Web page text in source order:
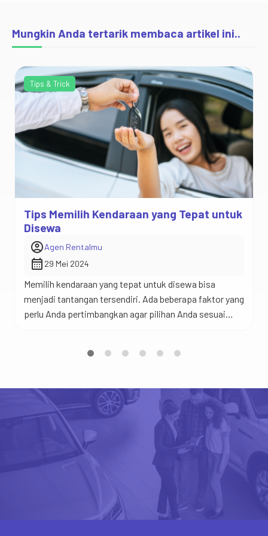
Mungkin Anda tertarik membaca artikel ini..
Tips & Trick
Trik Menghemat Biaya Saat Menyewa
Kendaraan
account_circleAgen Rentalmu
calendar_month 29 Mei 2024
Sewa kendaraan bisa menjadi pengeluaran besar,
namun ada beberapa trik yang bisa Anda gunakan untuk
menghemat biaya. Salah satu cara terbaik adalah
itu, manfaatkan promo dan diskon yang ditawarkan
mereka untuk promo […]